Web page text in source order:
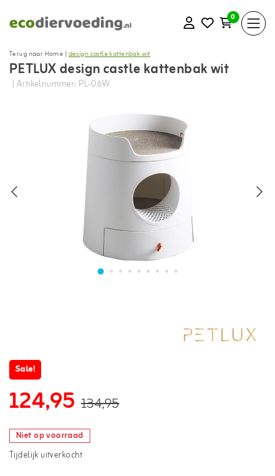
0
Terug naar Home |design castle kattenbak wit
PETLUX design castle kattenbak wit
| Artikelnummer: PL-06W
Sale!
124,95 134,95
Niet op voorraad
Tijdelijk uitverkocht